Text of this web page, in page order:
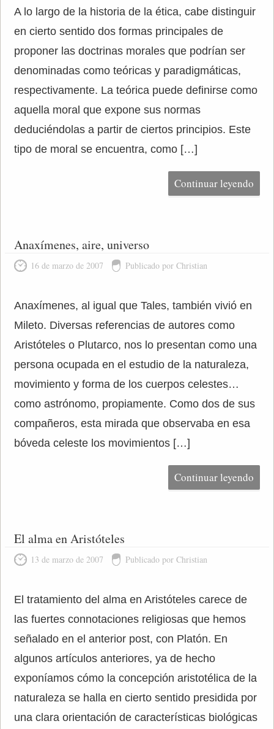
A lo largo de la historia de la ética, cabe distinguir
en cierto sentido dos formas principales de
proponer las doctrinas morales que podrían ser
denominadas como teóricas y paradigmáticas,
respectivamente. La teórica puede definirse como
aquella moral que expone sus normas
deduciéndolas a partir de ciertos principios. Este
tipo de moral se encuentra, como […]
Continuar leyendo
Anaxímenes, aire, universo
16 de marzo de 2007 Publicado por Christian
Anaxímenes, al igual que Tales, también vivió en
Mileto. Diversas referencias de autores como
Aristóteles o Plutarco, nos lo presentan como una
persona ocupada en el estudio de la naturaleza,
movimiento y forma de los cuerpos celestes…
como astrónomo, propiamente. Como dos de sus
compañeros, esta mirada que observaba en esa
bóveda celeste los movimientos […]
Continuar leyendo
El alma en Aristóteles
13 de marzo de 2007 Publicado por Christian
El tratamiento del alma en Aristóteles carece de
las fuertes connotaciones religiosas que hemos
señalado en el anterior post, con Platón. En
algunos artículos anteriores, ya de hecho
exponíamos cómo la concepción aristotélica de la
naturaleza se halla en cierto sentido presidida por
una clara orientación de características biológicas